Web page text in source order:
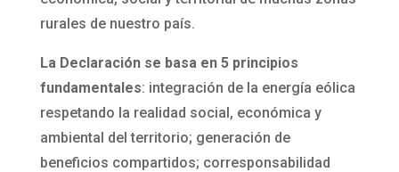
rurales de nuestro país.
La Declaración se basa en 5 principios
fundamentales: integración de la energía eólica
respetando la realidad social, económica y
ambiental del territorio; generación de
beneficios compartidos; corresponsabilidad